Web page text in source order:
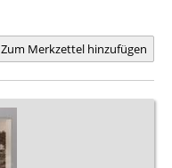
Zum Merkzettel hinzufügen